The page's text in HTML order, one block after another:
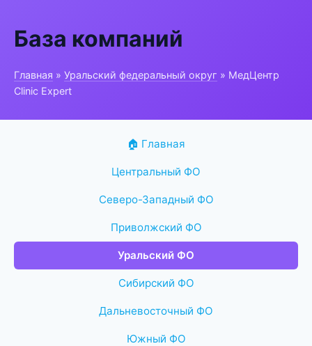
База компаний
Главная » Уральский федеральный округ » МедЦентр
Clinic Expert
🏠 Главная
Центральный ФО
Северо-Западный ФО
Приволжский ФО
Уральский ФО
Сибирский ФО
Дальневосточный ФО
Южный ФО